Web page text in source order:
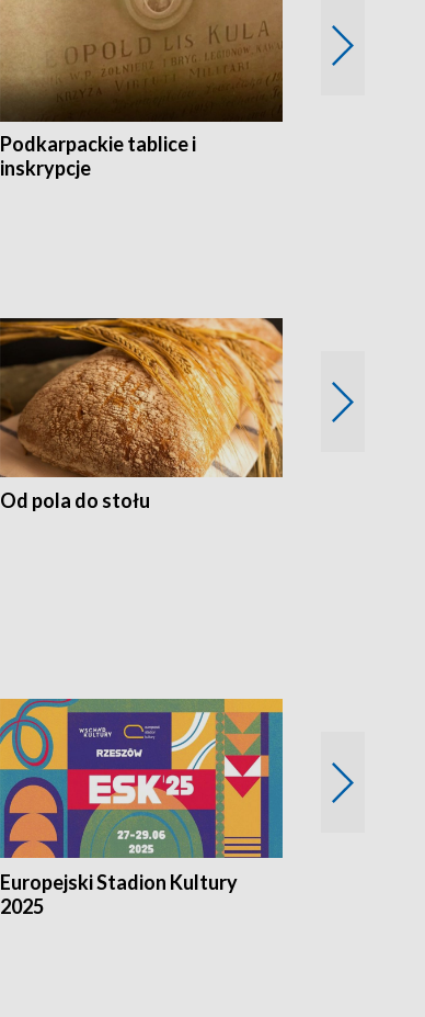
Podkarpackie tablice i
inskrypcje
Od pola do stołu
Europejski Stadion Kultury
2025